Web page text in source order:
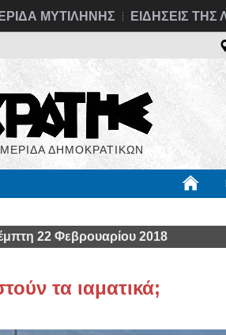
ΜΥΤΙΛΗΝΗΣ ΕΙΔΗΣΕΙΣ ΤΗΣ
ΔΗΜΟΚΡΑΤΙΚΩΝ
22 Φεβρουαρίου 2018
τα ιαματικά;